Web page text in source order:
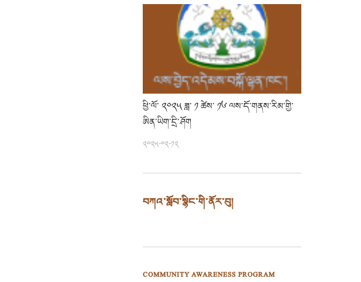
ཕྱི་ལོ་ ༢༠༢༥ ཟླ་ ༡ ཚེས་ ༡༦ ལས་དོ་གནས་རིམ་གྱི་
ཨིན་ཡིག་དྲི་ཤོག
༢༠༢༥-༠༢-༡༢
བཀའ་སློབ་སྙིང་གི་ནོར་བུ།
COMMUNITY AWARENESS PROGRAM